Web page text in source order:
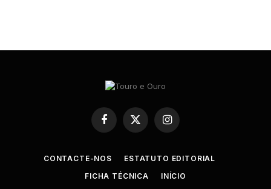
Facebook
X
(Twitter)
Instagram
CONTACTE-NOS
ESTATUTO EDITORIAL
FICHA TÉCNICA
INÍCIO